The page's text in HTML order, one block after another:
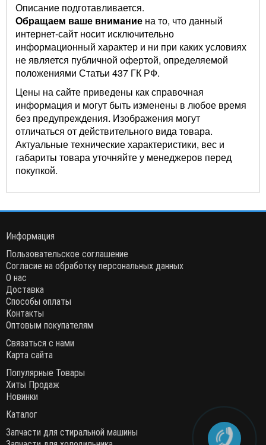
Описание подготавливается.
Обращаем ваше внимание на то, что данный
интернет-сайт носит исключительно
информационный характер и ни при каких условиях
не является публичной офертой, определяемой
положениями Статьи 437 ГК РФ.
Цены на сайте приведены как справочная
информация и могут быть изменены в любое время
без предупреждения. Изображения могут
отличаться от действительного вида товара.
Актуальные технические характеристики, вес и
габариты товара уточняйте у менеджеров перед
покупкой.
Информация
Пользовательское соглашение
Согласие на обработку персональных данных
О нас
Доставка
Способы оплаты
Контакты
Оптовым покупателям
Связаться с нами
Карта сайта
Популярные Товары
Хиты Продаж
Новинки
Каталог
Запчасти для стиральной машины